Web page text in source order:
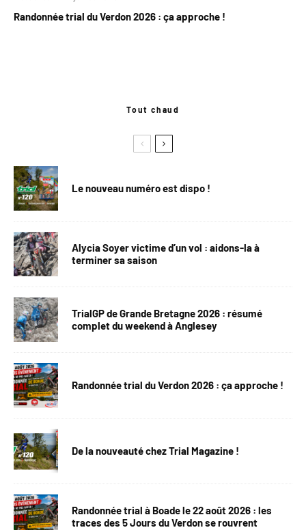
Randonnée trial du Verdon 2026 : ça approche !
Tout chaud
Le nouveau numéro est dispo !
Alycia Soyer victime d’un vol : aidons-la à
terminer sa saison
TrialGP de Grande Bretagne 2026 : résumé
complet du weekend à Anglesey
Randonnée trial du Verdon 2026 : ça approche !
De la nouveauté chez Trial Magazine !
Randonnée trial à Boade le 22 août 2026 : les
traces des 5 Jours du Verdon se rouvrent